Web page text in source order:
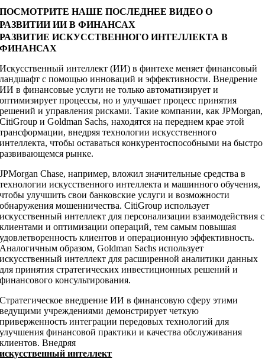
ПОСМОТРИТЕ НАШЕ ПОСЛЕДНЕЕ ВИДЕО О
РАЗВИТИИ ИИ В ФИНАНСАХ
РАЗВИТИЕ ИСКУССТВЕННОГО ИНТЕЛЛЕКТА В
ФИНАНСАХ
Искусственный интеллект (ИИ) в финтехе меняет финансовый
ландшафт с помощью инноваций и эффективности. Внедрение
ИИ в финансовые услуги не только автоматизирует и
оптимизирует процессы, но и улучшает процесс принятия
решений и управления рисками. Такие компании, как JPMorgan,
CitiGroup и Goldman Sachs, находятся на переднем крае этой
трансформации, внедряя технологии искусственного
интеллекта, чтобы оставаться конкурентоспособными на быстро
развивающемся рынке.
JPMorgan Chase, например, вложил значительные средства в
технологии искусственного интеллекта и машинного обучения,
чтобы улучшить свои банковские услуги и возможности
обнаружения мошенничества. CitiGroup использует
искусственный интеллект для персонализации взаимодействия с
клиентами и оптимизации операций, тем самым повышая
удовлетворенность клиентов и операционную эффективность.
Аналогичным образом, Goldman Sachs использует
искусственный интеллект для расширенной аналитики данных
для принятия стратегических инвестиционных решений и
финансового консультирования.
Стратегическое внедрение ИИ в финансовую сферу этими
ведущими учреждениями демонстрирует четкую
приверженность интеграции передовых технологий для
улучшения финансовой практики и качества обслуживания
клиентов. Внедряя
искусственный интеллект